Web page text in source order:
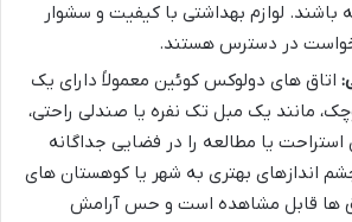
باشند. لوازم بهداشتی با کیفیت و سشوار
در دسترس هستند.
اتاق های دولوکس کوئین معمولاً دارای یک
مانند یک مبل تک نفره یا صندلی راحتی،
یا مطالعه را در فضایی جداگانه
اندازهای بهتری به شهر یا کوهستان های
ها قابل مشاهده است و حس آرامش